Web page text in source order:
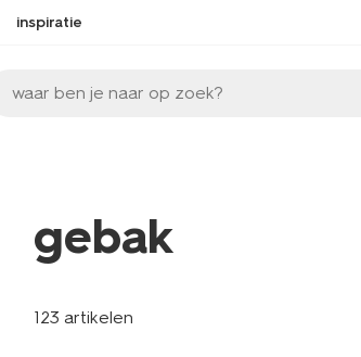
inspiratie
waar ben je naar op zoek?
gebak
123 artikelen